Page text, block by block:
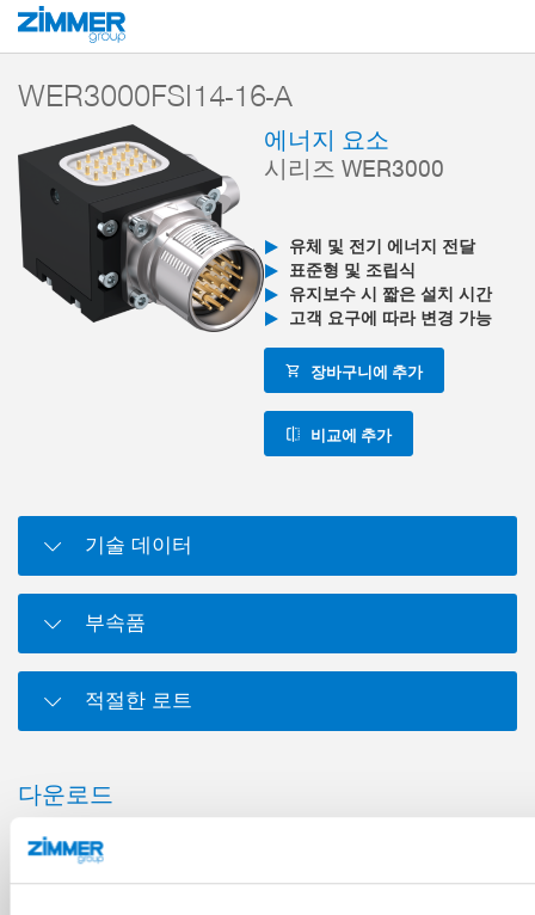
시작 제품
WER3000FSI14-16-A
에너지 요소
시리즈 WER3000
유체 및 전기 에너지 전달
표준형 및 조립식
유지보수 시 짧은 설치 시간
고객 요구에 따라 변경 가능
장바구니에 추가
비교에 추가
기술 데이터
부속품
적절한 로트
다운로드